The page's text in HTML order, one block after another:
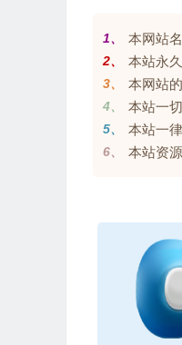
1、 本网站
2、 本站永
3、 本网站
4、 本站一
5、 本站一
6、 本站资